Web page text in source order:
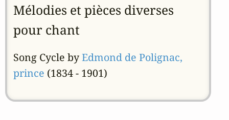
Mélodies et pièces diverses
pour chant
Song Cycle byEdmond de Polignac,
prince (1834 - 1901)